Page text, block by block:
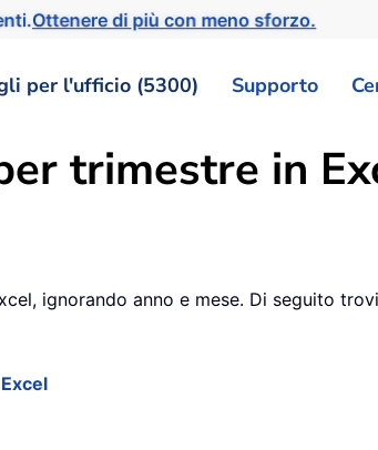
Ottenere di più con meno sforzo.
per l'ufficio (5300) Supporto
trimestre in
ignorando anno e mese. Di seguito